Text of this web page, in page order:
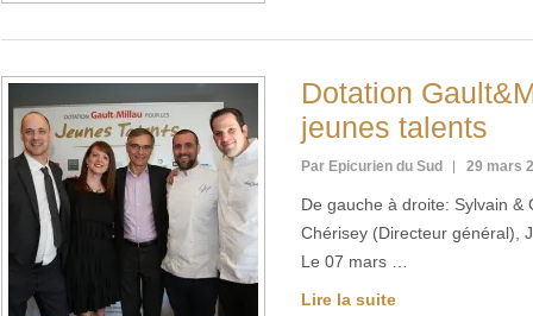
Dotation
jeunes talents
Par Epicurien du Sud 29 mars
De gauche à droite: Sylvain &
Chérisey (Directeur général),
Le 07 mars …
Lire la suite